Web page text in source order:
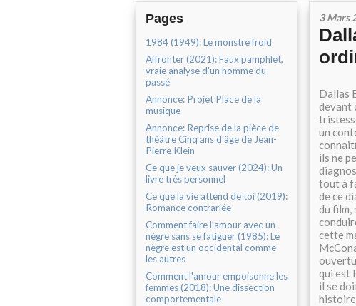
Pages
1984 (1949): Le monstre froid
Affronter (2021): Faux pamphlet,
vraie analyse d'un homme du
passé
Annonce: Projet Place de la
musique
Annonce: Reprise de la pièce de
théâtre Cinq ans d'âge de Jean-
Pierre Klein
Ce que je veux sauver (2024): Un
livre très personnel
Ce que la vie attend de toi (2019):
Romance contrariée
Comment faire l'amour avec un
nègre sans se fatiguer (1985): Le
nègre est un occidental comme
les autres
Comment l'amour empoisonne les
femmes (2018): Une dissection
comportementale
3 Mars
Dallas
devant
un
ils ne
tout à
de ce
du film,
cette
qui est
il se